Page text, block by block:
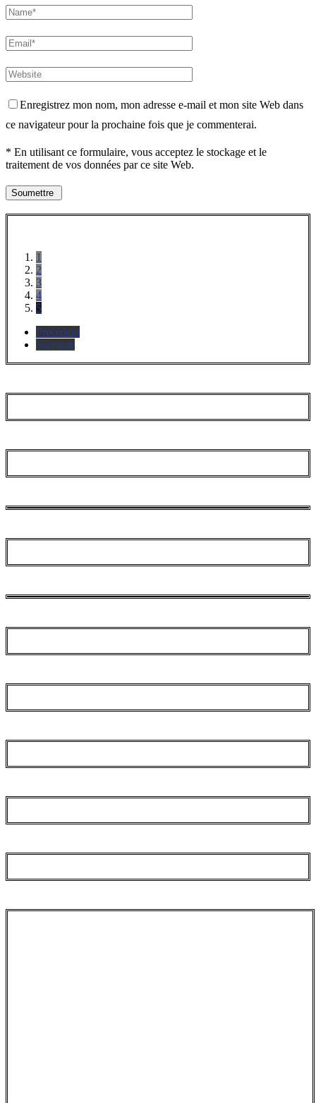
Enregistrez mon nom, mon adresse e-mail et mon site Web dans
ce navigateur pour la prochaine fois que je commenterai.
* En utilisant ce formulaire, vous acceptez le stockage et le
traitement de vos données par ce site Web.
1
2
3
4
5
Précédent
Suivante